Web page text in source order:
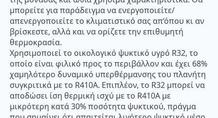
μπορείτε για παράδειγμα να ενεργοποιείτε/
απενεργοποιείτε το κλιματιστικό σας απ’όπου κι αν
βρίσκεστε, αλλά και να ορίζετε την επιθυμητή
θερμοκρασία.
Χρησιμοποιεί το οικολογικό ψυκτικό υγρό R32, το
οποίο είναι φιλικό προς το περιβάλλον και έχει 68%
χαμηλότερο δυναμικό υπερθέρμανσης του πλανήτη
συγκριτικά με το R410A. Επιπλέον, το R32 μπορεί να
αποδώσει ίση θερμική ισχύ με το R410A με
μικρότερη κατά 30% ποσότητα ψυκτικού, πράγμα